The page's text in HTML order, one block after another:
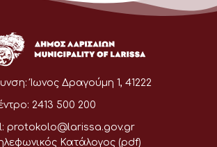
Ίωνος Δραγούμη 1, 41222
2413 500 200
protokolo@larissa.gov.gr
Κατάλογος (pdf)